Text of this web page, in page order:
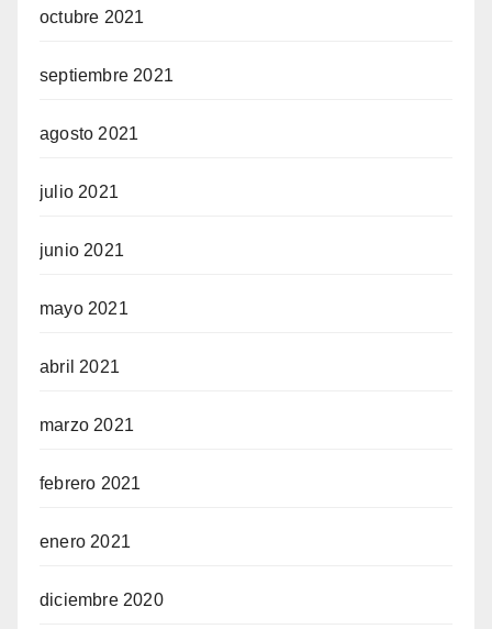
octubre 2021
septiembre 2021
agosto 2021
julio 2021
junio 2021
mayo 2021
abril 2021
marzo 2021
febrero 2021
enero 2021
diciembre 2020